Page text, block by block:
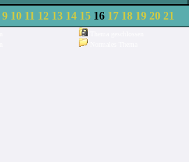
9 10 11 12 13 14 1516 17 18 19 20 21
Thema geschlossen
Normales Thema